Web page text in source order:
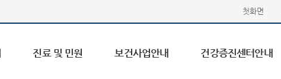
첫화면
진료 및 민원 보건사업안내 건강증진센터안내